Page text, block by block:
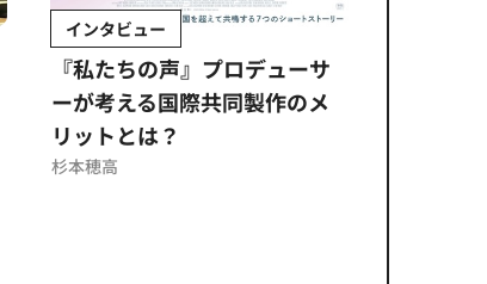
インタビュー
『私たちの声』プロデューサ
ーが考える国際共同製作のメ
リットとは？
杉本穂高